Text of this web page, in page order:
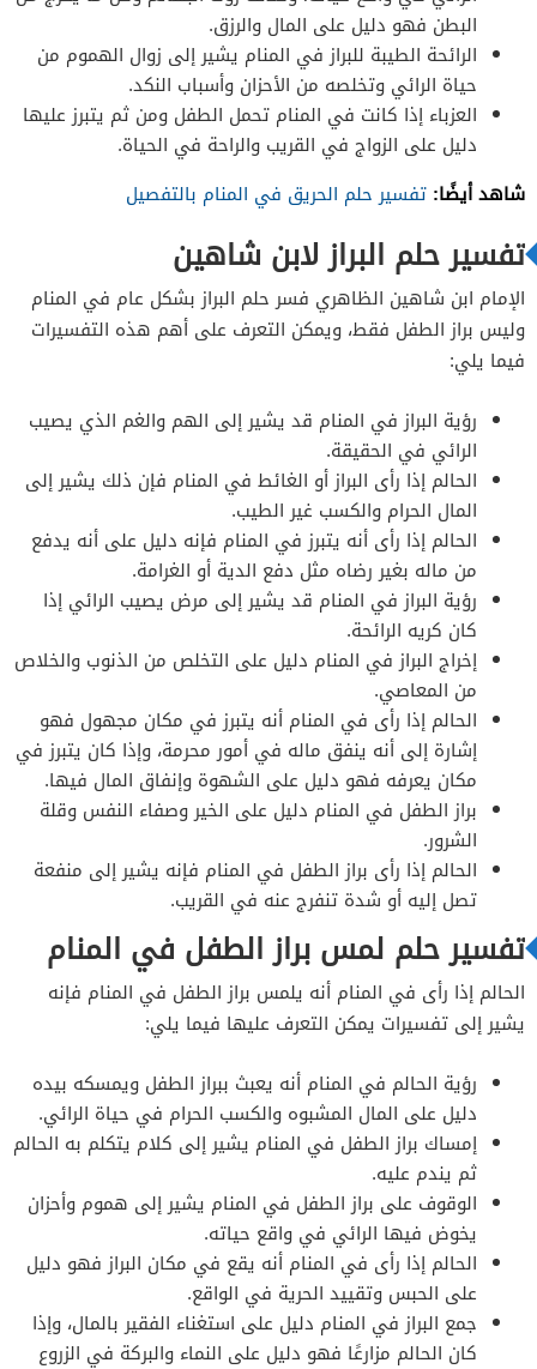
البطن فهو دليل على المال والرزق.
الرائحة الطيبة للبراز في المنام يشير إلى زوال الهموم من
حياة الرائي وتخلصه من الأحزان وأسباب النكد.
العزباء إذا كانت في المنام تحمل الطفل ومن ثم يتبرز عليها
دليل على الزواج في القريب والراحة في الحياة.
شاهد أيضًا: تفسير حلم الحريق في المنام بالتفصيل
تفسير حلم البراز لابن شاهين
الإمام ابن شاهين الظاهري فسر حلم البراز بشكل عام في المنام
وليس براز الطفل فقط، ويمكن التعرف على أهم هذه التفسيرات
فيما يلي:
رؤية البراز في المنام قد يشير إلى الهم والغم الذي يصيب
الرائي في الحقيقة.
الحالم إذا رأى البراز أو الغائط في المنام فإن ذلك يشير إلى
المال الحرام والكسب غير الطيب.
الحالم إذا رأى أنه يتبرز في المنام فإنه دليل على أنه يدفع
من ماله بغير رضاه مثل دفع الدية أو الغرامة.
رؤية البراز في المنام قد يشير إلى مرض يصيب الرائي إذا
كان كريه الرائحة.
إخراج البراز في المنام دليل على التخلص من الذنوب والخلاص
من المعاصي.
الحالم إذا رأى في المنام أنه يتبرز في مكان مجهول فهو
إشارة إلى أنه ينفق ماله في أمور محرمة، وإذا كان يتبرز في
مكان يعرفه فهو دليل على الشهوة وإنفاق المال فيها.
براز الطفل في المنام دليل على الخير وصفاء النفس وقلة
الشرور.
الحالم إذا رأى براز الطفل في المنام فإنه يشير إلى منفعة
تصل إليه أو شدة تنفرج عنه في القريب.
تفسير حلم لمس براز الطفل في المنام
الحالم إذا رأى في المنام أنه يلمس براز الطفل في المنام فإنه
يشير إلى تفسيرات يمكن التعرف عليها فيما يلي:
رؤية الحالم في المنام أنه يعبث ببراز الطفل ويمسكه بيده
دليل على المال المشبوه والكسب الحرام في حياة الرائي.
إمساك براز الطفل في المنام يشير إلى كلام يتكلم به الحالم
ثم يندم عليه.
الوقوف على براز الطفل في المنام يشير إلى هموم وأحزان
يخوض فيها الرائي في واقع حياته.
الحالم إذا رأى في المنام أنه يقع في مكان البراز فهو دليل
على الحبس وتقييد الحرية في الواقع.
جمع البراز في المنام دليل على استغناء الفقير بالمال، وإذا
كان الحالم مزارعًا فهو دليل على النماء والبركة في الزروع